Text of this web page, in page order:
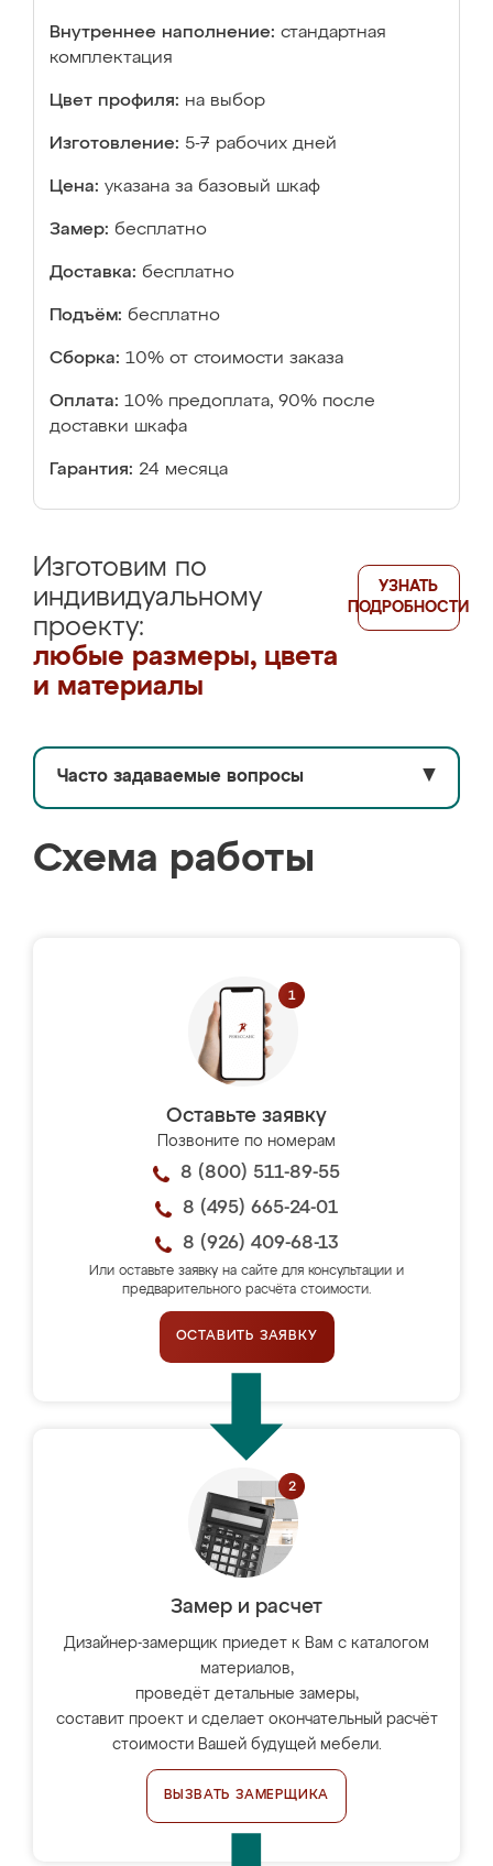
Внутреннее наполнение: стандартная
комплектация
Цвет профиля: на выбор
Изготовление: 5-7 рабочих дней
Цена: указана за базовый шкаф
Замер: бесплатно
Доставка: бесплатно
Подъём: бесплатно
Сборка: 10% от стоимости заказа
Оплата: 10% предоплата, 90% после
доставки шкафа
Гарантия: 24 месяца
Изготовим по
индивидуальному
проекту:
любые размеры, цвета
и материалы
УЗНАТЬ
ПОДРОБНОСТИ
Часто задаваемые вопросы ▼
Схема работы
Оставьте заявку
Позвоните по номерам
8 (800) 511-89-55
8 (495) 665-24-01
8 (926) 409-68-13
Или оставьте заявку на сайте для консультации и
предварительного расчёта стоимости.
ОСТАВИТЬ ЗАЯВКУ
Замер и расчет
Дизайнер-замерщик приедет к Вам с каталогом
материалов,
проведёт детальные замеры,
составит проект и сделает окончательный расчёт
стоимости Вашей будущей мебели.
ВЫЗВАТЬ ЗАМЕРЩИКА